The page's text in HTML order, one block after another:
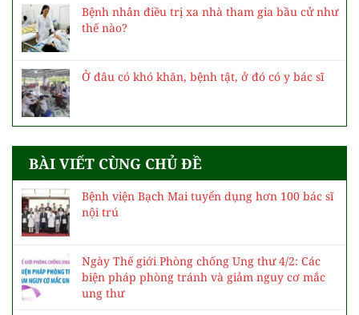
Bệnh nhân điều trị xa nhà tham gia bầu cử như
thế nào?
Ở đâu có khó khăn, bệnh tật, ở đó có y bác sĩ
BÀI VIẾT CÙNG CHỦ ĐỀ
Bệnh viện Bạch Mai tuyển dụng hơn 100 bác sĩ
nội trú
Ngày Thế giới Phòng chống Ung thư 4/2: Các
biện pháp phòng tránh và giảm nguy cơ mắc
ung thư